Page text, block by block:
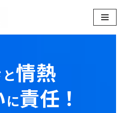
と情熱
に責任！